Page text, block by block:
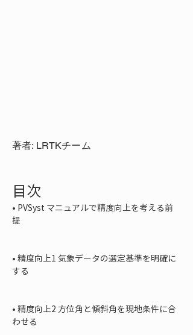
著者: LRTKチーム
目次
• PVSyst マニュアルで精度向上を考える前
提
• 精度向上1 気象データの選定基準を明確に
する
• 精度向上2 方位角と傾斜角を現地条件に合
わせる